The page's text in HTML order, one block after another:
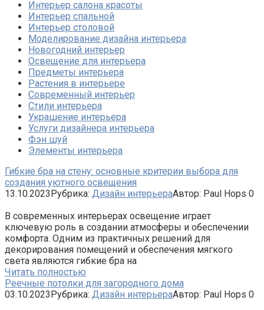
Интерьер салона красоты
Интерьер спальной
Интерьер столовой
Моделирование дизайна интерьера
Новогодний интерьер
Освещение для интерьера
Предметы интерьера
Растения в интерьере
Современный интерьер
Стили интерьера
Украшение интерьера
Услуги дизайнера интерьера
Фэн шуй
Элементы интерьера
Гибкие бра на стену: основные критерии выбора для
создания уютного освещения
13.10.2023Рубрика: Дизайн интерьераАвтор: Paul Hops 0
В современных интерьерах освещение играет
ключевую роль в создании атмосферы и обеспечении
комфорта. Одним из практичных решений для
декорирования помещений и обеспечения мягкого
света являются гибкие бра на
Читать полностью
Реечные потолки для загородного дома
03.10.2023Рубрика: Дизайн интерьераАвтор: Paul Hops 0